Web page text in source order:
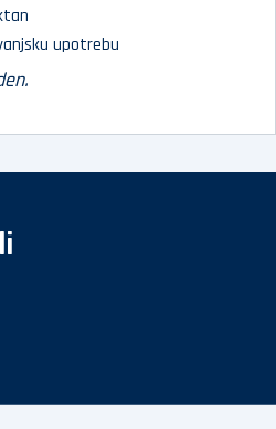
upotrebu